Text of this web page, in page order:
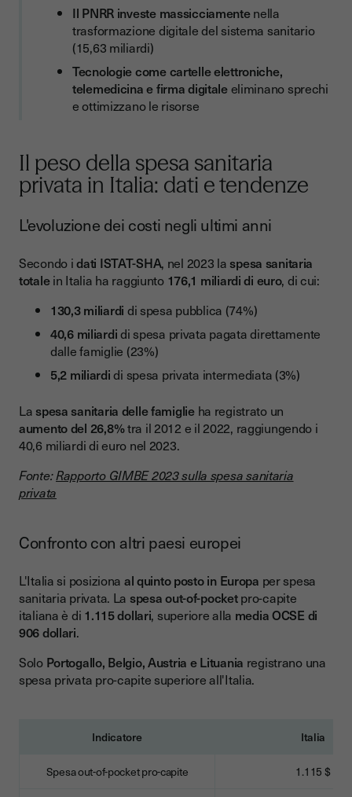
Il PNRR investe massicciamentenella
trasformazione digitale del sistema sanitario
(15,63 miliardi)
Tecnologie come cartelle elettroniche,
telemedicina e firma digitaleeliminano sprechi
e ottimizzano le risorse
Il peso della spesa sanitaria
privata in Italia: dati e tendenze
L'evoluzione dei costi negli ultimi anni
Secondo idati ISTAT-SHA, nel 2023 laspesa sanitaria
totalein Italia ha raggiunto 176,1 miliardi di euro, di cui:
130,3 miliardi di spesa pubblica (74%)
40,6 miliardidi spesa privata pagata direttamente
dalle famiglie (23%)
5,2 miliardidi spesa privata intermediata (3%)
Laspesa sanitaria delle famiglieha registrato un
aumento del 26,8%tra il 2012 e il 2022, raggiungendo i
40,6 miliardi di euro nel 2023.
Fonte:Rapporto GIMBE 2023 sulla spesa sanitaria
privata
Confronto con altri paesi europei
L'Italia si posiziona al quinto posto in Europa per spesa
sanitaria privata. La spesa out-of-pocketpro-capite
italiana è di 1.115 dollari, superiore alla media OCSE di
906 dollari.
Solo Portogallo, Belgio, Austria e Lituania registrano una
spesa privata pro-capite superiore all'Italia.
Indicatore Italia
Spesa out-of-pocket pro-capite 1.115 $